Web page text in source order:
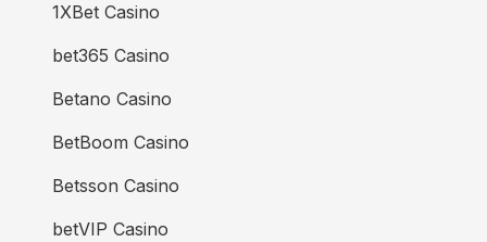
1XBet Casino
bet365 Casino
Betano Casino
BetBoom Casino
Betsson Casino
betVIP Casino